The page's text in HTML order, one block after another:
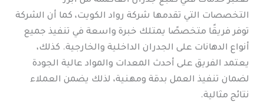
التخصصات التي تقدمها شركة رواد الكويت، كما أن الشركة
توفر فريقًا متخصصًا يمتلك خبرة واسعة في تنفيذ جميع
أنواع الدهانات على الجدران الداخلية والخارجية. كذلك،
يعتمد الفريق على أحدث المعدات والمواد عالية الجودة
لضمان تنفيذ العمل بدقة ومهنية، لذلك يضمن العملاء
نتائج مثالية.